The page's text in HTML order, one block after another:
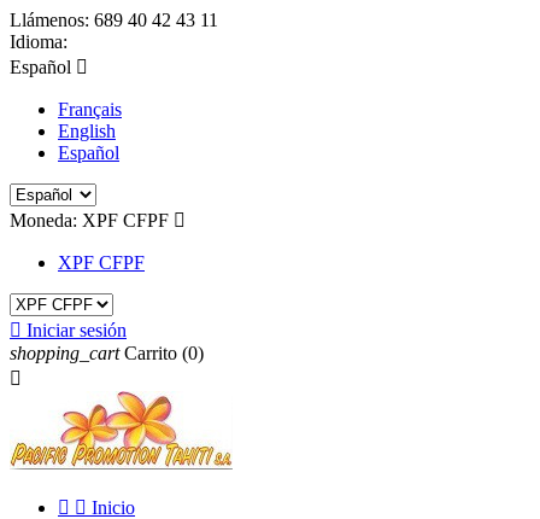
Llámenos: 689 40 42 43 11
Idioma:
Español 
Français
English
Español
Moneda: XPF CFPF 
XPF CFPF
 Iniciar sesión
shopping_cart Carrito (0)

  Inicio